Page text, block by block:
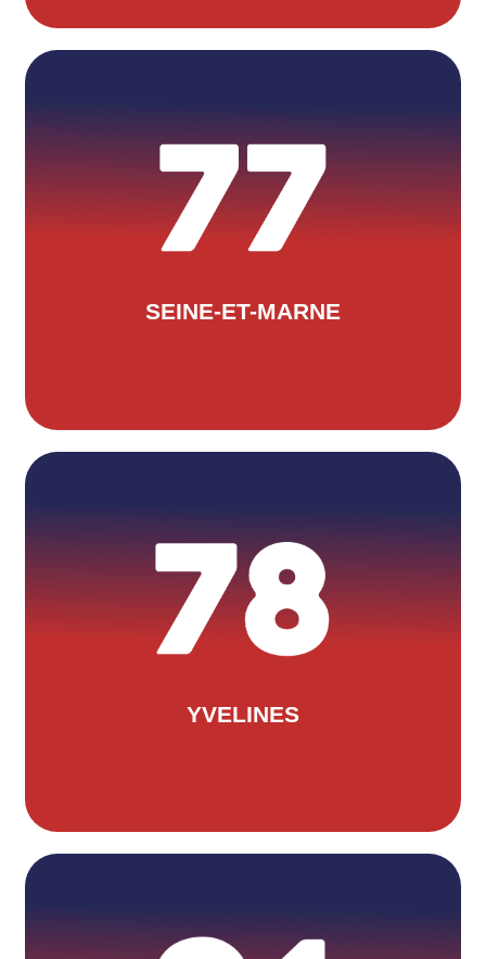
SEINE-ET-MARNE
Situé au 91 rue des Molveaux à
Coupvray, le CD77 a comme
trésorière Mme Nathalie Murat et
comme secrétaire Mr Nicolas
Bonnefoi. Pour les contacter :
YVELINES
OLIVIER GAULT
Situé au 17 rue Germaine Degrond à
Vernouillet. Pour les contacter :